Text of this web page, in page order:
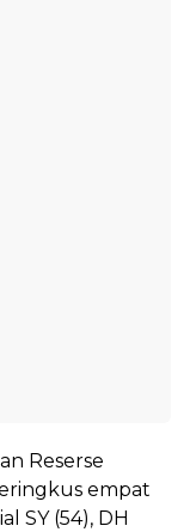
Reserse
empat
SY (54), DH